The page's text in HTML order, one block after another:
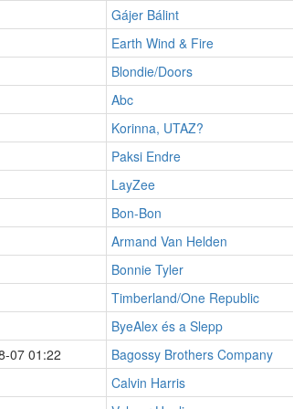
Gájer Bálint
Earth Wind & Fire
Blondie/Doors
Abc
Korinna, UTAZ?
Paksi Endre
LayZee
Bon-Bon
Armand Van Helden
Bonnie Tyler
Timberland/One Republic
ByeAlex és a Slepp
07 01:22
Bagossy Brothers Company
Calvin Harris